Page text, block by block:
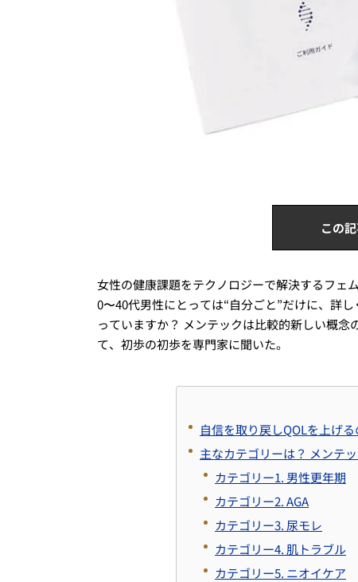
この
女性の健康課題をテクノロジーで解決するフェ
0〜40代男性にとっては“自分ごと”だけに、詳
っていますか？ メンテックは比較的新しい概
て、初歩の初歩を専門家に聞いた。
自信を取り戻しQOLを上げ
主なカテゴリーは？ メンテ
カテゴリー1. 男性更年期
カテゴリー2. AGA
カテゴリー3. 尿モレ
カテゴリー4. 肌トラブル
カテゴリー5. ニオイケア